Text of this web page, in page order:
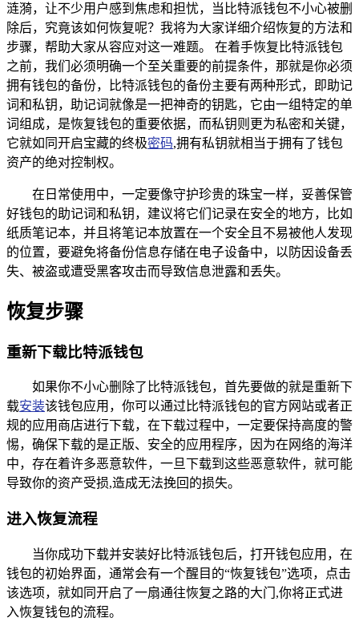
涟漪，让不少用户感到焦虑和担忧，当比特派钱包不小心被删
除后，究竟该如何恢复呢？我将为大家详细介绍恢复的方法和
步骤，帮助大家从容应对这一难题。 在着手恢复比特派钱包
之前，我们必须明确一个至关重要的前提条件，那就是你必须
拥有钱包的备份，比特派钱包的备份主要有两种形式，即助记
词和私钥，助记词就像是一把神奇的钥匙，它由一组特定的单
词组成，是恢复钱包的重要依据，而私钥则更为私密和关键，
它就如同开启宝藏的终极密码,拥有私钥就相当于拥有了钱包
资产的绝对控制权。
在日常使用中，一定要像守护珍贵的珠宝一样，妥善保管
好钱包的助记词和私钥，建议将它们记录在安全的地方，比如
纸质笔记本，并且将笔记本放置在一个安全且不易被他人发现
的位置，要避免将备份信息存储在电子设备中，以防因设备丢
失、被盗或遭受黑客攻击而导致信息泄露和丢失。
恢复步骤
重新下载比特派钱包
如果你不小心删除了比特派钱包，首先要做的就是重新下
载安装该钱包应用，你可以通过比特派钱包的官方网站或者正
规的应用商店进行下载，在下载过程中，一定要保持高度的警
惕，确保下载的是正版、安全的应用程序，因为在网络的海洋
中，存在着许多恶意软件，一旦下载到这些恶意软件，就可能
导致你的资产受损,造成无法挽回的损失。
进入恢复流程
当你成功下载并安装好比特派钱包后，打开钱包应用，在
钱包的初始界面，通常会有一个醒目的“恢复钱包”选项，点击
该选项，就如同开启了一扇通往恢复之路的大门,你将正式进
入恢复钱包的流程。